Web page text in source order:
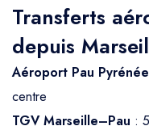
Transferts
depuis
Aéroport Pau
centre
TGV Marseille–Pau :